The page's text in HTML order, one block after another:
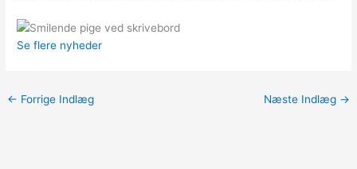
Se flere nyheder
← Forrige Indlæg Næste Indlæg →